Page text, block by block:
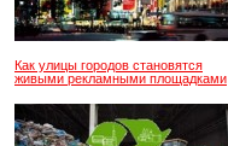
Как улицы городов становятся
живыми рекламными площадками